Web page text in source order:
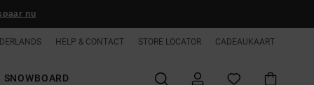
nu
HELP & CONTACT STORE LOCATOR CADEAUKAART
SNOWBOARD